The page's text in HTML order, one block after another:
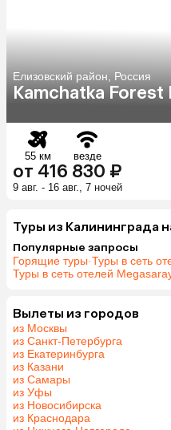
Елизовский район, Россия
Kamchatka Forest
55 км везде
от 416 830 ₽
9 авг. - 16 авг., 7 ночей
Туры из Калининграда
Популярные запросы
Горящие туры·Туры в сеть
Туры в сеть отелей
Вылеты из городов
из Москвы
из Санкт-Петербурга
из Екатеринбурга
из Казани
из Самары
из Уфы
из Новосибирска
из Краснодара